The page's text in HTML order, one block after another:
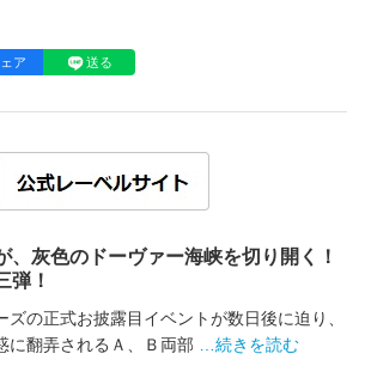
ア 送る
、灰色のドーヴァー海峡を切り開く！
弾！
ズの正式お披露目イベントが数日後に迫り、
に翻弄されるＡ、Ｂ両部
…続きを読む